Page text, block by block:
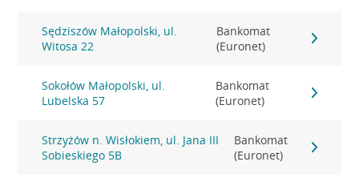
Sędziszów Małopolski, ul.
Witosa 22
Bankomat
(Euronet)
Sokołów Małopolski, ul.
Lubelska 57
Bankomat
(Euronet)
Strzyżów n. Wisłokiem, ul. Jana III
Sobieskiego 5B
Bankomat
(Euronet)